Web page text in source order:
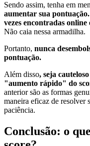
Sendo assim, tenha em
aumentar sua pontuação.
vezes encontradas
Não caia nessa armadilha.
Portanto, nunca
pontuação.
Além disso, seja
"aumento rápido" do
anterior são as formas
maneira eficaz de resolver
paciência.
Conclusão: o